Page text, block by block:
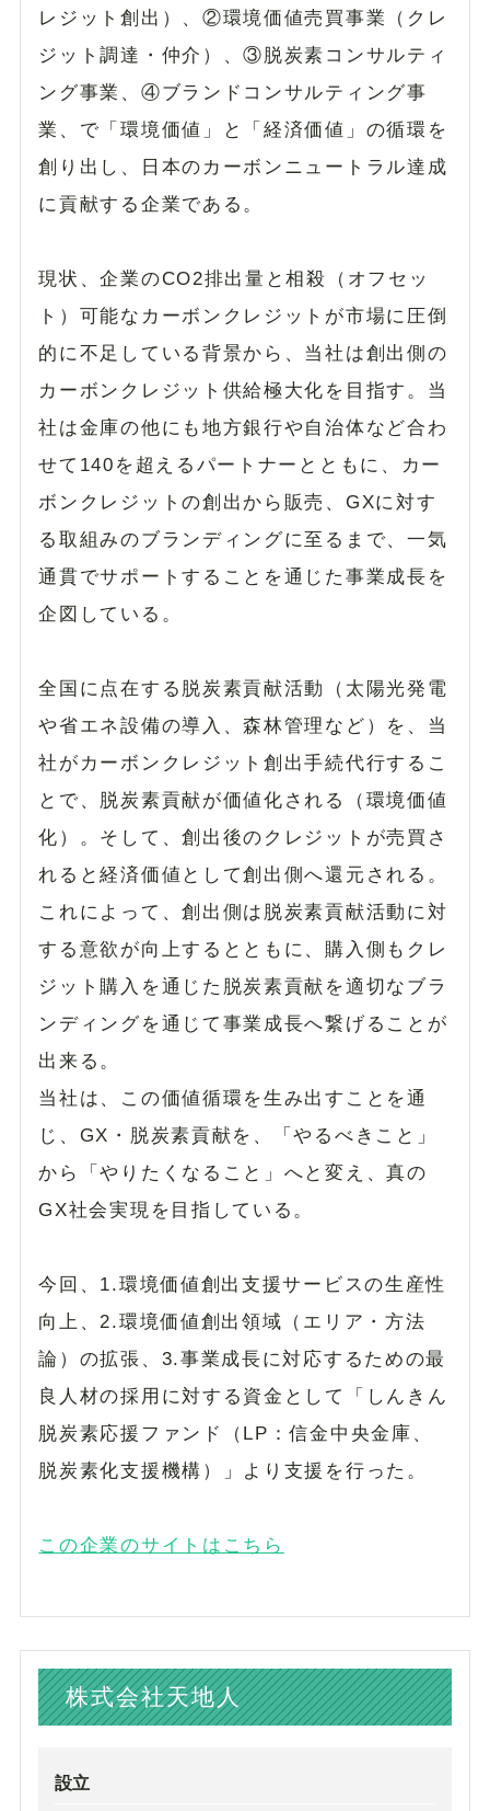
レジット創出）、②環境価値売買事業（クレ
ジット調達・仲介）、③脱炭素コンサルティ
ング事業、④ブランドコンサルティング事
業、で「環境価値」と「経済価値」の循環を
創り出し、日本のカーボンニュートラル達成
に貢献する企業である。
現状、企業のCO2排出量と相殺（オフセッ
ト）可能なカーボンクレジットが市場に圧倒
的に不足している背景から、当社は創出側の
カーボンクレジット供給極大化を目指す。当
社は金庫の他にも地方銀行や自治体など合わ
せて140を超えるパートナーとともに、カー
ボンクレジットの創出から販売、GXに対す
る取組みのブランディングに至るまで、一気
通貫でサポートすることを通じた事業成長を
企図している。
全国に点在する脱炭素貢献活動（太陽光発電
や省エネ設備の導入、森林管理など）を、当
社がカーボンクレジット創出手続代行するこ
とで、脱炭素貢献が価値化される（環境価値
化）。そして、創出後のクレジットが売買さ
れると経済価値として創出側へ還元される。
これによって、創出側は脱炭素貢献活動に対
する意欲が向上するとともに、購入側もクレ
ジット購入を通じた脱炭素貢献を適切なブラ
ンディングを通じて事業成長へ繋げることが
出来る。
当社は、この価値循環を生み出すことを通
じ、GX・脱炭素貢献を、「やるべきこと」
から「やりたくなること」へと変え、真の
GX社会実現を目指している。
今回、1.環境価値創出支援サービスの生産性
向上、2.環境価値創出領域（エリア・方法
論）の拡張、3.事業成長に対応するための最
良人材の採用に対する資金として「しんきん
脱炭素応援ファンド（LP：信金中央金庫、
脱炭素化支援機構）」より支援を行った。
この企業のサイトはこちら
株式会社天地人
設立